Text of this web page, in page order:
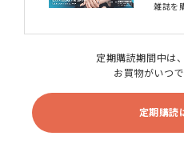
雑誌を
定期購読期間中は
お買物がいつ
定期購読